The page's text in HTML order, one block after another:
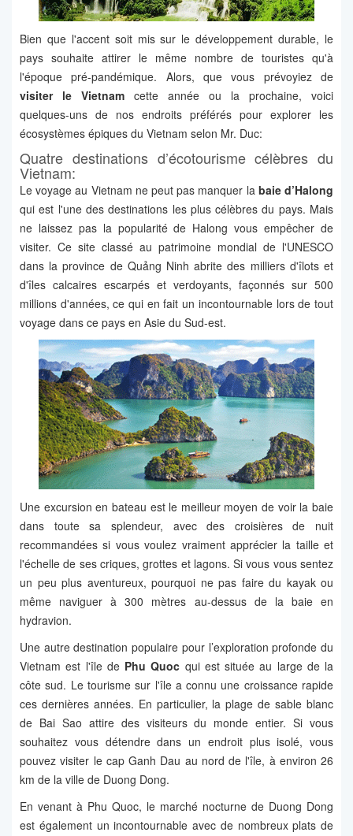
Bien que l'accent soit mis sur le développement durable, le
pays souhaite attirer le même nombre de touristes qu'à
l'époque pré-pandémique. Alors, que vous prévoyiez de
visiter le Vietnam cette année ou la prochaine, voici
quelques-uns de nos endroits préférés pour explorer les
écosystèmes épiques du Vietnam selon Mr. Duc:
Quatre destinations d’écotourisme célèbres du
Vietnam:
Le voyage au Vietnam ne peut pas manquer la baie d’Halong
qui est l'une des destinations les plus célèbres du pays. Mais
ne laissez pas la popularité de Halong vous empêcher de
visiter. Ce site classé au patrimoine mondial de l'UNESCO
dans la province de Quảng Ninh abrite des milliers d'îlots et
d'îles calcaires escarpés et verdoyants, façonnés sur 500
millions d'années, ce qui en fait un incontournable lors de tout
voyage dans ce pays en Asie du Sud-est.
Une excursion en bateau est le meilleur moyen de voir la baie
dans toute sa splendeur, avec des croisières de nuit
recommandées si vous voulez vraiment apprécier la taille et
l'échelle de ses criques, grottes et lagons. Si vous vous sentez
un peu plus aventureux, pourquoi ne pas faire du kayak ou
même naviguer à 300 mètres au-dessus de la baie en
hydravion.
Une autre destination populaire pour l’exploration profonde du
Vietnam est l'île de Phu Quoc qui est située au large de la
côte sud. Le tourisme sur l'île a connu une croissance rapide
ces dernières années. En particulier, la plage de sable blanc
de Bai Sao attire des visiteurs du monde entier. Si vous
souhaitez vous détendre dans un endroit plus isolé, vous
pouvez visiter le cap Ganh Dau au nord de l'île, à environ 26
km de la ville de Duong Dong.
En venant à Phu Quoc, le marché nocturne de Duong Dong
est également un incontournable avec de nombreux plats de